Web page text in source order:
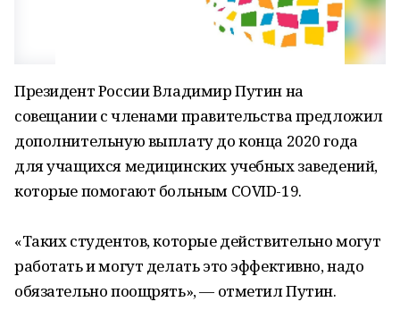
Президент России Владимир Путин на
совещании с членами правительства предложил
дополнительную выплату до конца 2020 года
для учащихся медицинских учебных заведений,
которые помогают больным COVID-19.
«Таких студентов, которые действительно могут
работать и могут делать это эффективно, надо
обязательно поощрять», — отметил Путин.